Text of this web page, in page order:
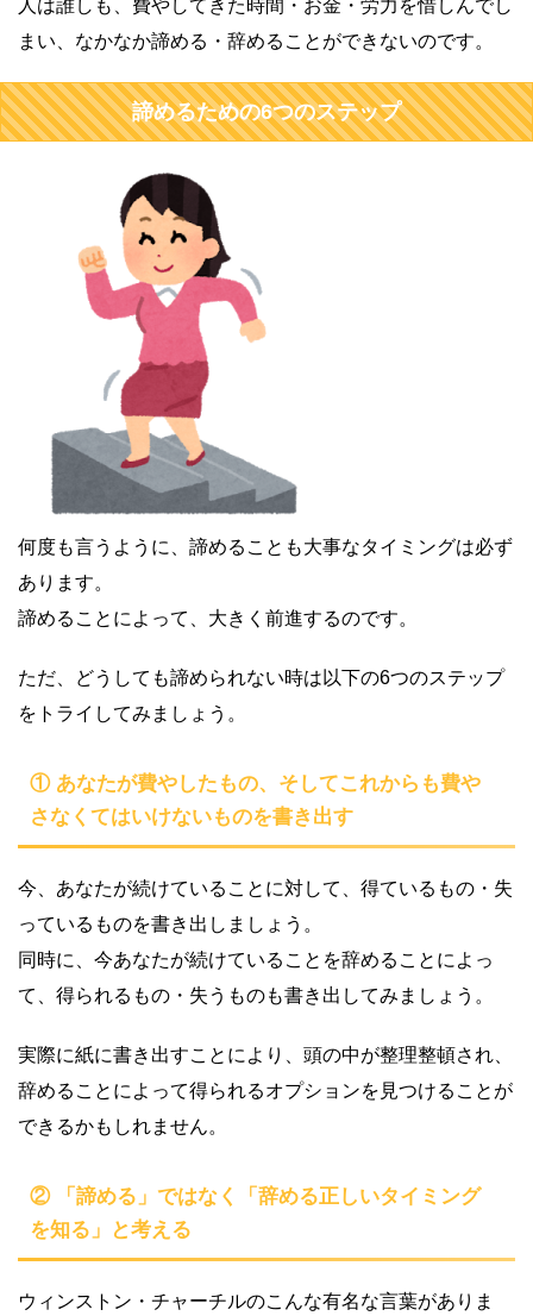
人は誰しも、費やしてきた時間・お金・労力を惜しんでし
まい、なかなか諦める・辞めることができないのです。
諦めるための6つのステップ
何度も言うように、諦めることも大事なタイミングは必ず
あります。
諦めることによって、大きく前進するのです。
ただ、どうしても諦められない時は以下の6つのステップ
をトライしてみましょう。
① あなたが費やしたもの、そしてこれからも費や
さなくてはいけないものを書き出す
今、あなたが続けていることに対して、得ているもの・失
っているものを書き出しましょう。
同時に、今あなたが続けていることを辞めることによっ
て、得られるもの・失うものも書き出してみましょう。
実際に紙に書き出すことにより、頭の中が整理整頓され、
辞めることによって得られるオプションを見つけることが
できるかもしれません。
② 「諦める」ではなく「辞める正しいタイミング
を知る」と考える
ウィンストン・チャーチルのこんな有名な言葉がありま